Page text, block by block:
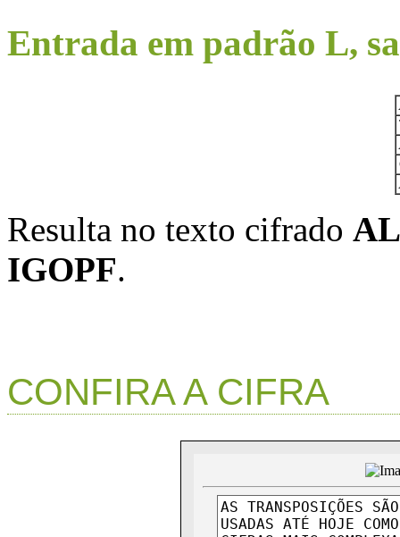
Entrada em padrão L,
Resulta no texto cifrado
IGOPF.
CONFIRA A CIFRA